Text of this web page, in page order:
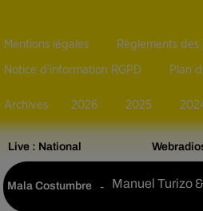
Live : National
Mala Costumbre - Manuel Turizo
Mentions légales Règlements des
Notice d’information RGPD Plan
Archives 2026 2025